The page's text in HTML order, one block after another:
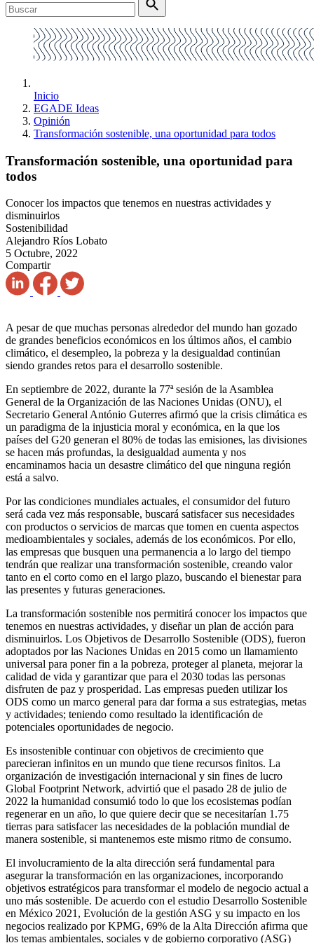
Inicio
EGADE Ideas
Opinión
Transformación sostenible, una oportunidad para todos
Transformación sostenible, una oportunidad para
todos
Conocer los impactos que tenemos en nuestras actividades y
disminuirlos
Sostenibilidad
Alejandro Ríos Lobato
5 Octubre, 2022
Compartir
A pesar de que muchas personas alrededor del mundo han gozado
de grandes beneficios económicos en los últimos años, el cambio
climático, el desempleo, la pobreza y la desigualdad continúan
siendo grandes retos para el desarrollo sostenible.
En septiembre de 2022, durante la 77ª sesión de la Asamblea
General de la Organización de las Naciones Unidas (ONU), el
Secretario General António Guterres afirmó que la crisis climática es
un paradigma de la injusticia moral y económica, en la que los
países del G20 generan el 80% de todas las emisiones, las divisiones
se hacen más profundas, la desigualdad aumenta y nos
encaminamos hacia un desastre climático del que ninguna región
está a salvo.
Por las condiciones mundiales actuales, el consumidor del futuro
será cada vez más responsable, buscará satisfacer sus necesidades
con productos o servicios de marcas que tomen en cuenta aspectos
medioambientales y sociales, además de los económicos. Por ello,
las empresas que busquen una permanencia a lo largo del tiempo
tendrán que realizar una transformación sostenible, creando valor
tanto en el corto como en el largo plazo, buscando el bienestar para
las presentes y futuras generaciones.
La transformación sostenible nos permitirá conocer los impactos que
tenemos en nuestras actividades, y diseñar un plan de acción para
disminuirlos. Los Objetivos de Desarrollo Sostenible (ODS), fueron
adoptados por las Naciones Unidas en 2015 como un llamamiento
universal para poner fin a la pobreza, proteger al planeta, mejorar la
calidad de vida y garantizar que para el 2030 todas las personas
disfruten de paz y prosperidad. Las empresas pueden utilizar los
ODS como un marco general para dar forma a sus estrategias, metas
y actividades; teniendo como resultado la identificación de
potenciales oportunidades de negocio.
Es insostenible continuar con objetivos de crecimiento que
parecieran infinitos en un mundo que tiene recursos finitos. La
organización de investigación internacional y sin fines de lucro
Global Footprint Network, advirtió que el pasado 28 de julio de
2022 la humanidad consumió todo lo que los ecosistemas podían
regenerar en un año, lo que quiere decir que se necesitarían 1.75
tierras para satisfacer las necesidades de la población mundial de
manera sostenible, si mantenemos este mismo ritmo de consumo.
El involucramiento de la alta dirección será fundamental para
asegurar la transformación en las organizaciones, incorporando
objetivos estratégicos para transformar el modelo de negocio actual a
uno más sostenible. De acuerdo con el estudio Desarrollo Sostenible
en México 2021, Evolución de la gestión ASG y su impacto en los
negocios realizado por KPMG, 69% de la Alta Dirección afirma que
los temas ambientales, sociales y de gobierno corporativo (ASG)